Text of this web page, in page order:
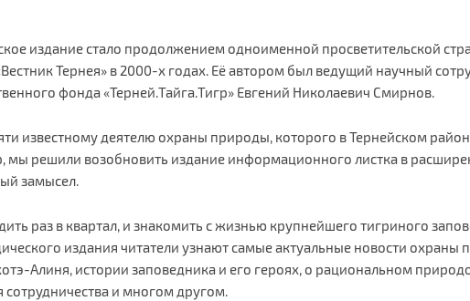
издание стало продолжением одноименной просветительской
Тернея» в 2000-х годах. Её автором был ведущий научный
фонда «Терней.Тайга.Тигр» Евгений Николаевич Смирнов.
известному деятелю охраны природы, которого в Тернейском
мы решили возобновить издание информационного листка в
замысел.
раз в квартал, и знакомить с жизнью крупнейшего тигриного
издания читатели узнают самые актуальные новости охраны
Алиня, истории заповедника и его героях, о рациональном
сотрудничества и многом другом.